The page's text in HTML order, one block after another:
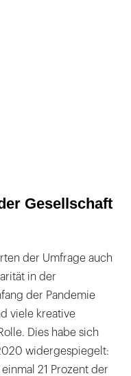
Gesellschaft
der Umfrage auch
in der
der Pandemie
viele kreative
Dies habe sich
widergespiegelt:
21 Prozent der